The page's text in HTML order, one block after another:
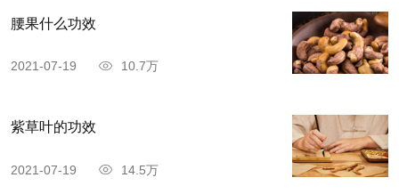
腰果什么功效
2021-07-19 10.7万
紫草叶的功效
2021-07-19 14.5万